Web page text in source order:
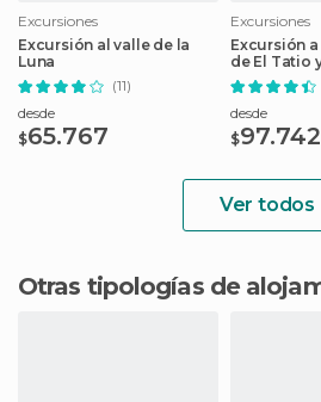
Excursiones
Excursión al valle de la
Luna
(11)
desde
$65.767
Excursiones
Excursión
de El Tatio
desde
$97.742
Ver todos
Otras tipologías de